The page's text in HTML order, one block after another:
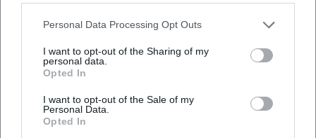
Personal Data Processing Opt Outs
I want to opt-out of the Sharing of my
personal data.
Opted In
I want to opt-out of the Sale of my
Personal Data.
Opted In
Häufig gestellte Fragen